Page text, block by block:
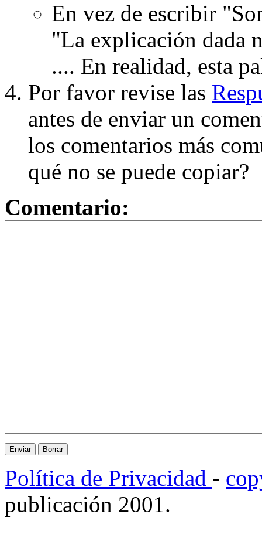
En vez de escribir
"La explicación dada
.... En realidad, esta
Por favor revise las
antes de enviar un
los comentarios más
qué no se puede copiar?
Comentario:
Política de Privacidad -
publicación 2001.